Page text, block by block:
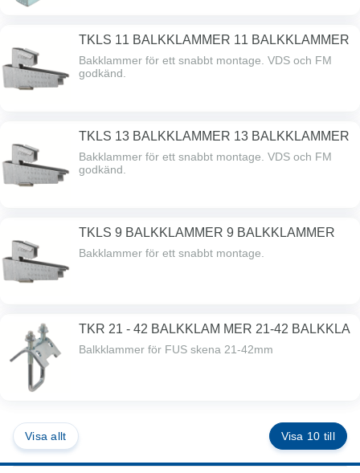
TKLS 11 BALKKLAMMER 11 BALKKLAMMER
Bakklammer för ett snabbt montage. VDS och FM
godkänd.
TKLS 13 BALKKLAMMER 13 BALKKLAMMER
Bakklammer för ett snabbt montage. VDS och FM
godkänd.
TKLS 9 BALKKLAMMER 9 BALKKLAMMER
Bakklammer för ett snabbt montage.
TKR 21 - 42 BALKKLAM MER 21-42 BALKKLA
Balkklammer för FUS skena 21-42mm
Visa allt Visa 10 till